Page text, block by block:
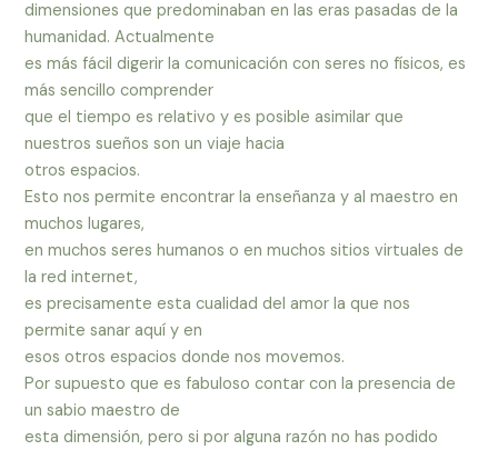
dimensiones que predominaban en las eras pasadas de la
humanidad. Actualmente
es más fácil digerir la comunicación con seres no físicos, es
más sencillo comprender
que el tiempo es relativo y es posible asimilar que
nuestros sueños son un viaje hacia
otros espacios.
Esto nos permite encontrar la enseñanza y al maestro en
muchos lugares,
en muchos seres humanos o en muchos sitios virtuales de
la red internet,
es precisamente esta cualidad del amor la que nos
permite sanar aquí y en
esos otros espacios donde nos movemos.
Por supuesto que es fabuloso contar con la presencia de
un sabio maestro de
esta dimensión, pero si por alguna razón no has podido